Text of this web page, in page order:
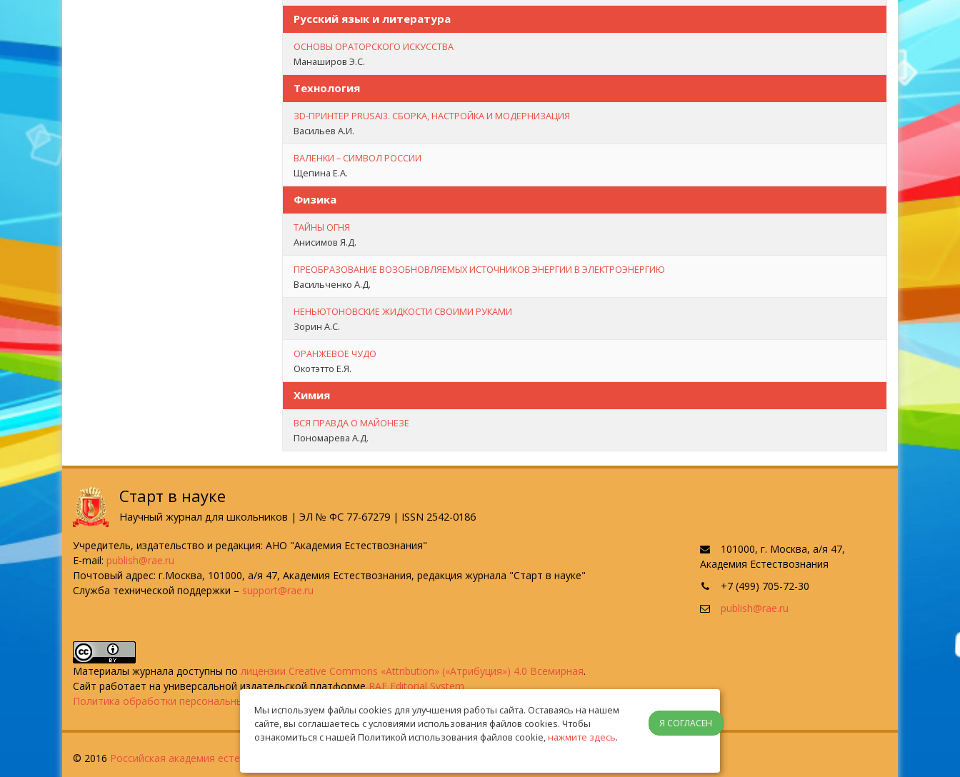
Русский язык и литература
ОСНОВЫ ОРАТОРСКОГО ИСКУССТВА
Манаширов Э.С.
Технология
ЗD-ПРИНТЕР PRUSAI3. СБОРКА, НАСТРОЙКА И МОДЕРНИЗАЦИЯ
Васильев А.И.
ВАЛЕНКИ – СИМВОЛ РОССИИ
Щепина Е.А.
Физика
ТАЙНЫ ОГНЯ
Анисимов Я.Д.
ПРЕОБРАЗОВАНИЕ ВОЗОБНОВЛЯЕМЫХ ИСТОЧНИКОВ ЭНЕРГИИ В ЭЛЕКТРОЭНЕРГИЮ
Васильченко А.Д.
НЕНЬЮТОНОВСКИЕ ЖИДКОСТИ СВОИМИ РУКАМИ
Зорин А.С.
ОРАНЖЕВОЕ ЧУДО
Окотэтто Е.Я.
Химия
ВСЯ ПРАВДА О МАЙОНЕЗЕ
Пономарева А.Д.
Старт в науке
Научный журнал для школьников | ЭЛ № ФС 77-67279 | ISSN 2542-0186
Учредитель, издательство и редакция: АНО "Академия Естествознания"
E-mail: publish@rae.ru
Почтовый адрес: г.Москва, 101000, а/я 47, Академия Естествознания, редакция журнала "Старт в науке"
Служба технической поддержки – support@rae.ru
101000, г. Москва, а/я 47,
Академия Естествознания
+7 (499) 705-72-30
publish@rae.ru
Материалы журнала доступны по лицензии Creative Commons «Attribution» («Атрибуция») 4.0 Всемирная.
Сайт работает на универсальной издательской платформеRAE Editorial System
Политика обработки персональных данных
© 2016 Российская академия естествознания
Мы используем файлы cookies для улучшения работы сайта. Оставаясь на нашем
сайте, вы соглашаетесь с условиями использования файлов cookies. Чтобы
ознакомиться с нашей Политикой использования файлов cookie,нажмите здесь.
Я СОГЛАСЕН